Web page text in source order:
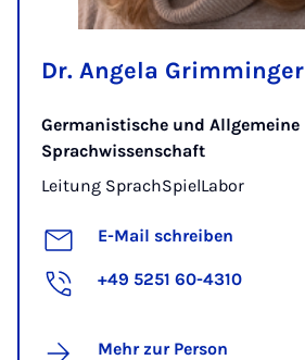
Dr. Angela Grimminger
Germanistische und Allgemeine
Sprachwissenschaft
Leitung SprachSpielLabor
E-Mail schreiben
+49 5251 60-4310
Mehr zur Person